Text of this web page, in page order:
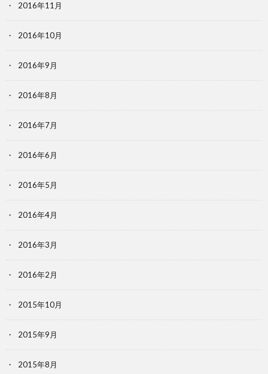
2016年11月
2016年10月
2016年9月
2016年8月
2016年7月
2016年6月
2016年5月
2016年4月
2016年3月
2016年2月
2015年10月
2015年9月
2015年8月